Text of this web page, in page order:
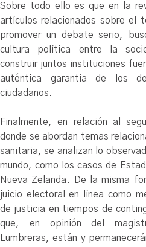
Sobre todo ello es que en la
artículos relacionados sobre el
promover un debate serio,
cultura política entre la
construir juntos instituciones
auténtica garantía de los
ciudadanos.
Finalmente, en relación al
donde se abordan temas
sanitaria, se analizan lo
mundo, como los casos de
Nueva Zelanda. De la misma
juicio electoral en línea como
de justicia en tiempos de
que, en opinión del
Lumbreras, están y